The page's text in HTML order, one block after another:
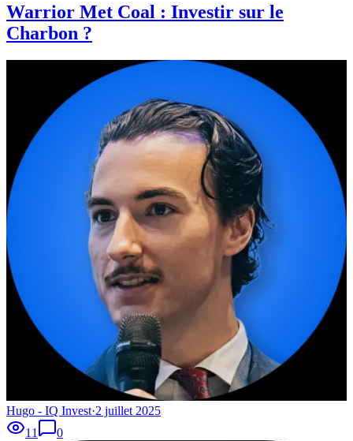
Warrior Met Coal : Investir sur le
Charbon ?
Hugo - IQ Invest·2 juillet 2025
11
0